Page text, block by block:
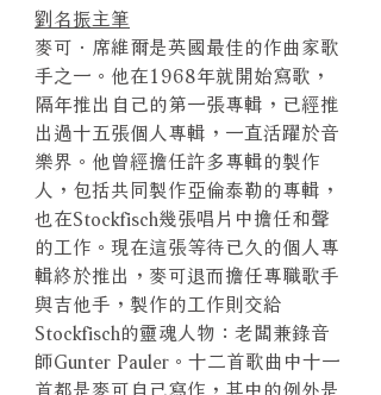
劉名振主筆
麥可．席維爾是英國最佳的作曲家歌
手之一。他在1968年就開始寫歌，
隔年推出自己的第一張專輯，已經推
出過十五張個人專輯，一直活躍於音
樂界。他曾經擔任許多專輯的製作
人，包括共同製作亞倫泰勒的專輯，
也在Stockfisch幾張唱片中擔任和聲
的工作。現在這張等待已久的個人專
輯終於推出，麥可退而擔任專職歌手
與吉他手，製作的工作則交給
Stockfisch的靈魂人物：老闆兼錄音
師Gunter Pauler。十二首歌曲中十一
首都是麥可自己寫作，其中的例外是